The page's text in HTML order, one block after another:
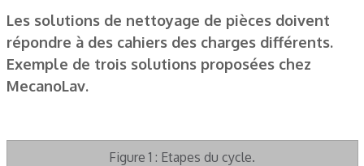
Les solutions de nettoyage de pièces doivent
répondre à des cahiers des charges différents.
Exemple de trois solutions proposées chez
MecanoLav.
Figure 1 : Etapes du cycle.